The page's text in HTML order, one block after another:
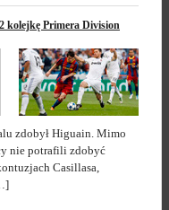
kolejkę Primera Division
zdobył Higuain. Mimo
nie potrafili zdobyć
Casillasa,